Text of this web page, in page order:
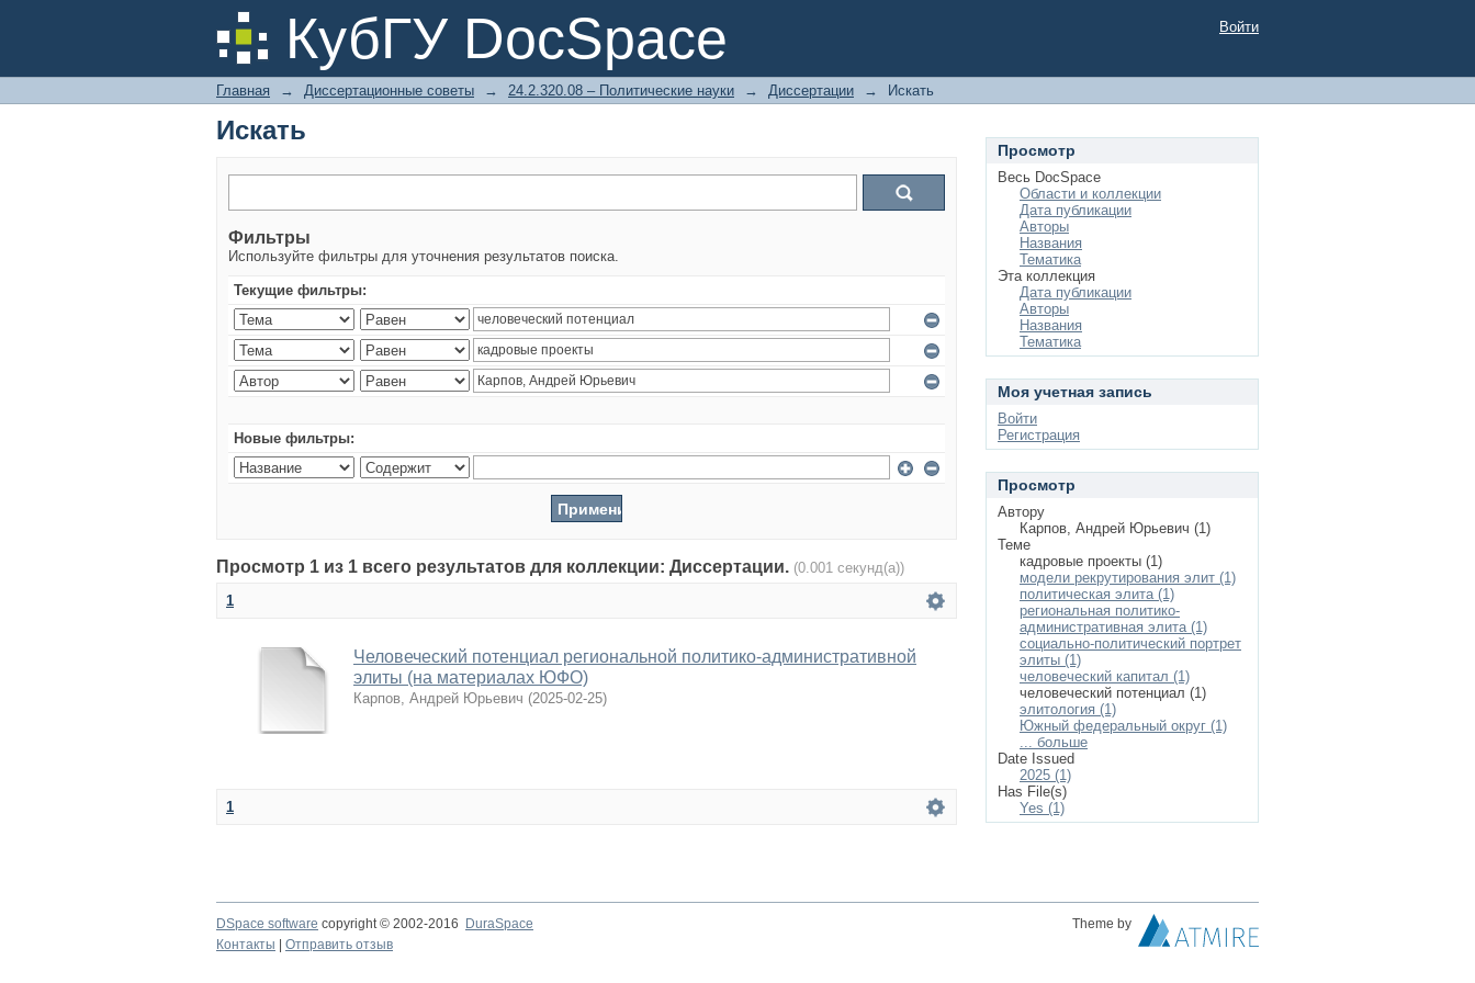
КубГУ DocSpace
Искать Войти
Главная → Диссертационные советы → 24.2.320.08 – Политические науки → Диссертации → Искать
Искать
Фильтры
Используйте фильтры для уточнения результатов поиска.
Текущие фильтры:
Новые фильтры:
Просмотр 1 из 1 всего результатов для коллекции: Диссертации. (0.001 секунд(а))
1
Человеческий потенциал региональной политико-административной
элиты (на материалах ЮФО)
Карпов, Андрей Юрьевич (2025-02-25)
1
Просмотр
Весь DocSpace
Области и коллекции
Дата публикации
Авторы
Названия
Тематика
Эта коллекция
Дата публикации
Авторы
Названия
Тематика
Моя учетная запись
Войти
Регистрация
Просмотр
Автору
Карпов, Андрей Юрьевич (1)
Теме
кадровые проекты (1)
модели рекрутирования элит (1)
политическая элита (1)
региональная политико-
административная элита (1)
социально-политический портрет
элиты (1)
человеческий капитал (1)
человеческий потенциал (1)
элитология (1)
Южный федеральный округ (1)
... больше
Date Issued
2025 (1)
Has File(s)
Yes (1)
DSpace software copyright © 2002-2016 DuraSpace
Theme by
Контакты
Отправить отзыв